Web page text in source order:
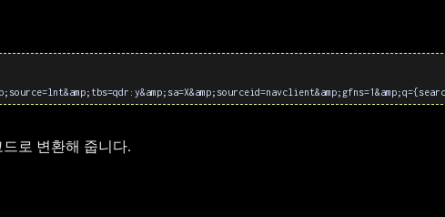
드로 변환해 줍니다.